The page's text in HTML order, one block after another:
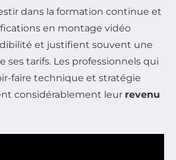
dans la formation continue et
en montage vidéo
et justifient souvent une
ses tarifs. Les professionnels qui
faire technique et stratégie
considérablement leur revenu